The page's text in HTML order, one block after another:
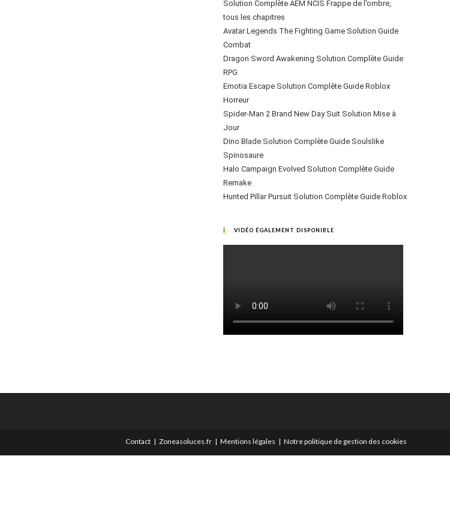
Solution Complète AEM NCIS Frappe de l’ombre,
tous les chapitres
Avatar Legends The Fighting Game Solution Guide
Combat
Dragon Sword Awakening Solution Complète Guide
RPG
Emotia Escape Solution Complète Guide Roblox
Horreur
Spider-Man 2 Brand New Day Suit Solution Mise à
Jour
Dino Blade Solution Complète Guide Soulslike
Spinosaure
Halo Campaign Evolved Solution Complète Guide
Remake
Hunted Pillar Pursuit Solution Complète Guide Roblox
VIDÉO ÉGALEMENT DISPONIBLE
Contact Zoneasoluces.fr Mentions légales Notre politique de gestion des cookies